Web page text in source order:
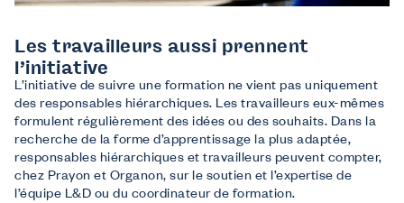
Les travailleurs aussi prennent
l’initiative
L’initiative de suivre une formation ne vient pas uniquement
des responsables hiérarchiques. Les travailleurs eux-mêmes
formulent régulièrement des idées ou des souhaits. Dans la
recherche de la forme d’apprentissage la plus adaptée,
responsables hiérarchiques et travailleurs peuvent compter,
chez Prayon et Organon, sur le soutien et l’expertise de
l’équipe L&D ou du coordinateur de formation.